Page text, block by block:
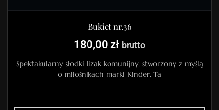
Bukiet nr.36
180,00 zł brutto
Spektakularny słodki lizak komunijny, stworzony z myślą
o miłośnikach marki Kinder. Ta